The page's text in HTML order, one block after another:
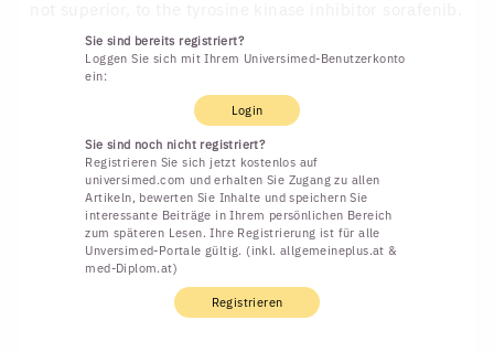
Sie sind bereits registriert?
Loggen Sie sich mit Ihrem Universimed-Benutzerkonto
ein:
Login
Sie sind noch nicht registriert?
Registrieren Sie sich jetzt kostenlos auf
universimed.com und erhalten Sie Zugang zu allen
Artikeln, bewerten Sie Inhalte und speichern Sie
interessante Beiträge in Ihrem persönlichen Bereich
zum späteren Lesen. Ihre Registrierung ist für alle
Unversimed-Portale gültig. (inkl. allgemeineplus.at &
med-Diplom.at)
Registrieren